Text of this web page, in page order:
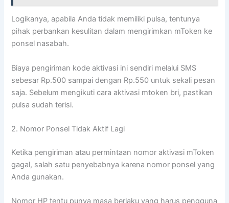
Logikanya, apabila Anda tidak memiliki pulsa, tentunya
pihak perbankan kesulitan dalam mengirimkan mToken ke
ponsel nasabah.
Biaya pengiriman kode aktivasi ini sendiri melalui SMS
sebesar Rp.500 sampai dengan Rp.550 untuk sekali pesan
saja. Sebelum mengikuti cara aktivasi mtoken bri, pastikan
pulsa sudah terisi.
2. Nomor Ponsel Tidak Aktif Lagi
Ketika pengiriman atau permintaan nomor aktivasi mToken
gagal, salah satu penyebabnya karena nomor ponsel yang
Anda gunakan.
Nomor HP tentu punya masa berlaku yang harus pengguna